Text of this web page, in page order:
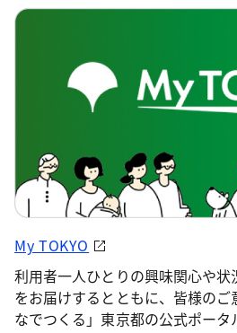
My TOKYO
利用者一人ひとりの興味関心や
をお届けするとともに、皆様の
なでつくる」東京都の公式ポータ